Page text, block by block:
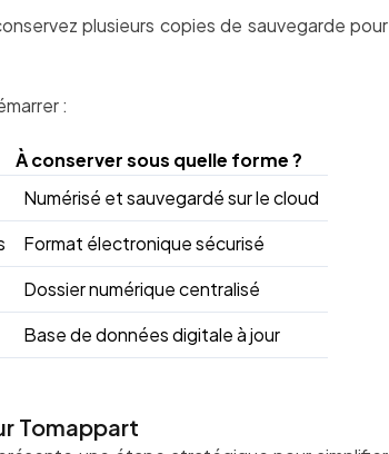
plusieurs copies de sauvegarde pour
:
À conserver sous quelle forme ?
Numérisé et sauvegardé sur le cloud
Format électronique sécurisé
Dossier numérique centralisé
Base de données digitale à jour
Tomappart